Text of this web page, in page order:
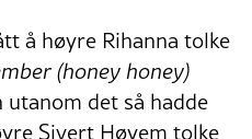
å høyre Rihanna tolke
(honey honey)
det så hadde
Sivert Høyem tolke